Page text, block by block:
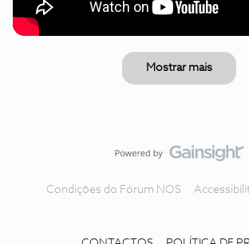
Mostrar mais
Condições do Fórum NOS